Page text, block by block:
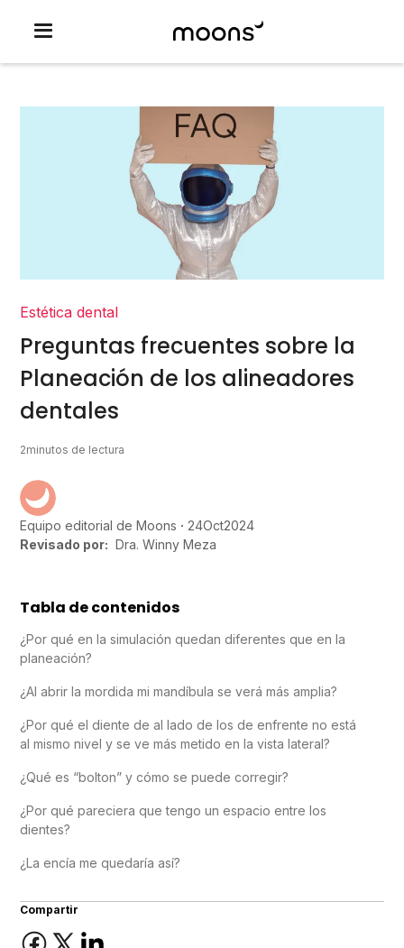
Estética dental
Preguntas frecuentes sobre la
Planeación de los alineadores
dentales
2minutos de lectura
Equipo editorial de Moons 24Oct2024
Revisado por: Dra. Winny Meza
Tabla de contenidos
¿Por qué en la simulación quedan diferentes que en la
planeación?
¿Al abrir la mordida mi mandíbula se verá más amplia?
¿Por qué el diente de al lado de los de enfrente no está
al mismo nivel y se ve más metido en la vista lateral?
¿Qué es “bolton” y cómo se puede corregir?
¿Por qué pareciera que tengo un espacio entre los
dientes?
¿La encía me quedaría así?
Compartir